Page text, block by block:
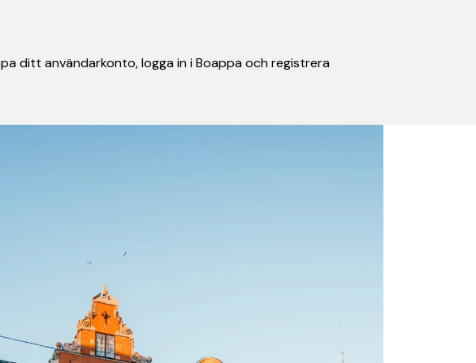
ditt användarkonto, logga in i Boappa och registrera